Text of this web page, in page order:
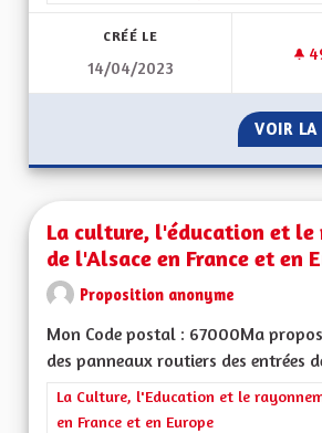
CRÉÉ LE
14/04/2023
VOIR LA
La culture, l'éducation et le
de l'Alsace en France et en
Proposition anonyme
Mon Code postal : 67000Ma
des panneaux routiers des entrées
Filtrer les résultats de la catégorie :
La Culture, l'Education et le
en France et en Europe